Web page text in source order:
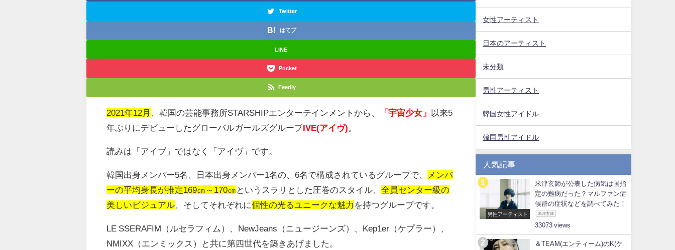
Twitter
はてブ
LINE
Pocket
Feedly
2021年12月 、韓国の芸能事務所STARSHIPエンターテインメントから、 「宇宙少女」 以来5
年ぶりにデビューしたグローバルガールズグループIVE(アイヴ)
読みは「アイブ」ではなく「アイヴ」です。
韓国出身メンバー5名、日本出身メンバー1名の、6名で構成されているグループで、
メンバ
ーの平均身長が推定169㎝～170㎝ というスラリとした圧巻のスタイル、全員センター級の
美しいビジュアル 、そしてそれぞれに個性の光るユニークな魅力 を持つグループです。
LE SSERAFIM （ルセラフィム）、 NewJeans （ニュージーンズ）、 Kep1er （ケプラー）、
NMIXX （エンミックス）と共に第四世代を築きあげました。
女性アーティスト
日本のアーティスト
未分類
男性アーティスト
韓国女性アイドル
韓国男性アイドル
人気記事
男性アーティスト
米津玄師が公表した病気は国指
定の難病だった？マルファン症
候群の症状などを調べてみた！
米津玄師
33073
＆TEAM(エンティーム)のK(ケ